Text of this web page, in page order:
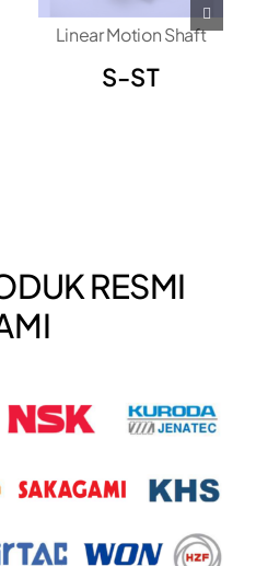
Linear Motion Shaft
S-ST
RESMI